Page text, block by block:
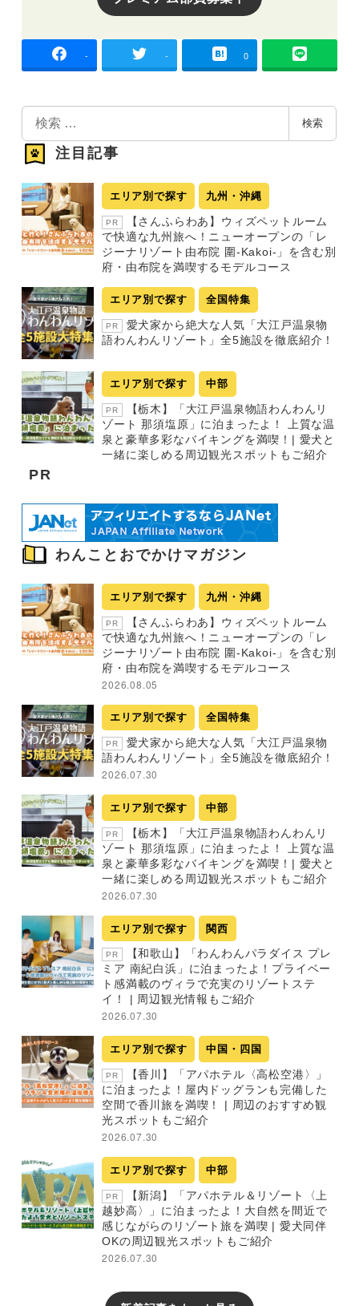
- - 0
検
索
検索
注目記事
エリア別で探す 九州・沖縄
PR
【さんふらわあ】ウィズペットルーム
で快適な九州旅へ！ニューオープンの「レ
ジーナリゾート由布院 圍-Kakoi-」を含む別
府・由布院を満喫するモデルコース
エリア別で探す 全国特集
PR
愛犬家から絶大な人気「大江戸温泉物
語わんわんリゾート」全5施設を徹底紹介！
エリア別で探す 中部
PR
【栃木】「大江戸温泉物語わんわんリ
ゾート 那須塩原」に泊まったよ！ 上質な温
泉と豪華多彩なバイキングを満喫！| 愛犬と
一緒に楽しめる周辺観光スポットもご紹介
PR
わんことおでかけマガジン
エリア別で探す 九州・沖縄
PR
【さんふらわあ】ウィズペットルーム
で快適な九州旅へ！ニューオープンの「レ
ジーナリゾート由布院 圍-Kakoi-」を含む別
府・由布院を満喫するモデルコース
2026.08.05
エリア別で探す 全国特集
PR
愛犬家から絶大な人気「大江戸温泉物
語わんわんリゾート」全5施設を徹底紹介！
2026.07.30
エリア別で探す 中部
PR
【栃木】「大江戸温泉物語わんわんリ
ゾート 那須塩原」に泊まったよ！ 上質な温
泉と豪華多彩なバイキングを満喫！| 愛犬と
一緒に楽しめる周辺観光スポットもご紹介
2026.07.30
エリア別で探す 関西
PR
【和歌山】「わんわんパラダイス プレ
ミア 南紀白浜」に泊まったよ！プライベー
ト感満載のヴィラで充実のリゾートステ
イ！ | 周辺観光情報もご紹介
2026.07.30
エリア別で探す 中国・四国
PR
【香川】「アパホテル〈高松空港〉」
に泊まったよ！屋内ドッグランも完備した
空間で香川旅を満喫！ | 周辺のおすすめ観
光スポットもご紹介
2026.07.30
エリア別で探す 中部
PR
【新潟】「アパホテル＆リゾート〈上
越妙高〉」に泊まったよ！大自然を間近で
感じながらのリゾート旅を満喫 | 愛犬同伴
OKの周辺観光スポットもご紹介
2026.07.30